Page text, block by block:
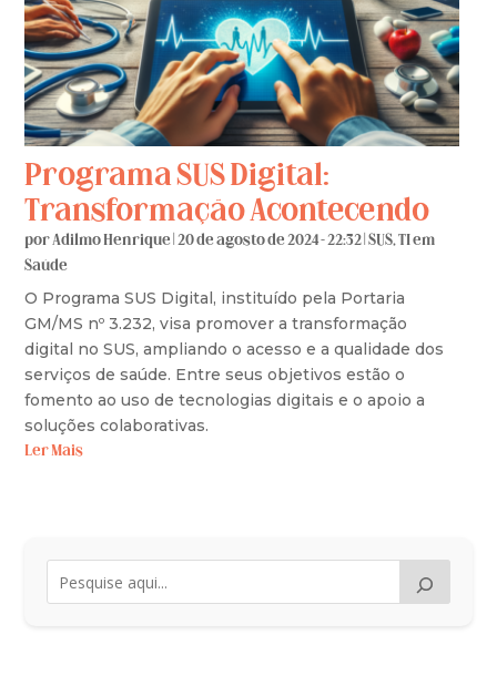
Programa SUS Digital:
Transformação Acontecendo
porAdilmo Henrique|20 de agosto de 2024 - 22:32|SUS,TI em
Saúde
O Programa SUS Digital, instituído pela Portaria
GM/MS nº 3.232, visa promover a transformação
digital no SUS, ampliando o acesso e a qualidade dos
serviços de saúde. Entre seus objetivos estão o
fomento ao uso de tecnologias digitais e o apoio a
soluções colaborativas.
Ler Mais